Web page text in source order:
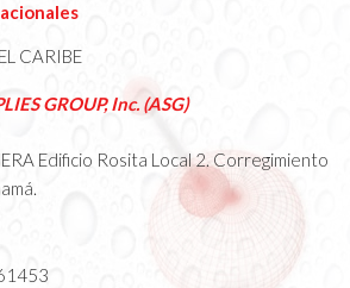
CARIBE
GROUP, Inc. (ASG)
Edificio Rosita Local 2. Corregimiento